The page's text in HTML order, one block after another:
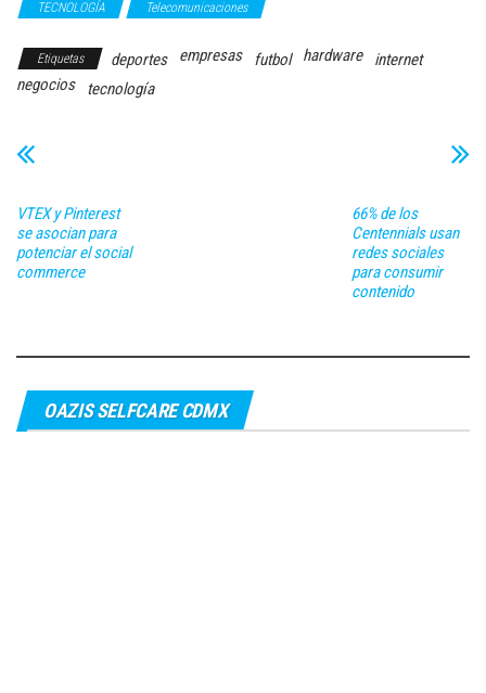
TECNOLOGÍA
Telecomunicaciones
Etiquetas deportes empresas futbol hardware
internet
negocios
tecnología
VTEX y Pinterest
se asocian para
potenciar el social
commerce
66% de los
Centennials usan
redes sociales
para consumir
contenido
OAZIS SELFCARE CDMX